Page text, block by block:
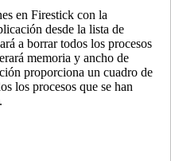
en Firestick con la
desde la lista de
a borrar todos los procesos
memoria y ancho de
proporciona un cuadro de
los procesos que se han